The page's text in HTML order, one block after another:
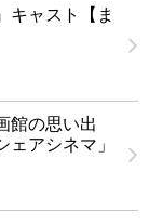
キャスト【ま
館の思い出
アシネマ」